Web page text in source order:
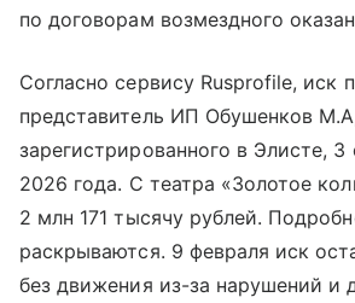
по договорам возмездного
Согласно сервису Rusprofile, иск
представитель ИП Обушенков
зарегистрированного в Элисте, 3
2026 года. С театра «Золотое
2 млн 171 тысячу рублей.
раскрываются. 9 февраля иск
без движения из-за нарушений и